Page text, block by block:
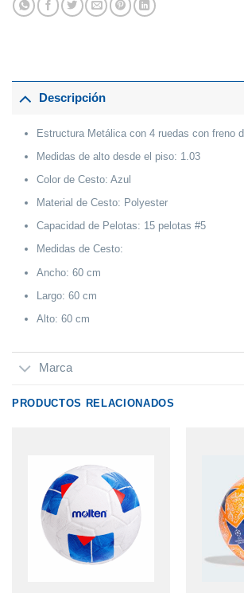
Descripción
Estructura Metálica con 4 ruedas con freno
Medidas de alto desde el piso: 1.03
Color de Cesto: Azul
Material de Cesto: Polyester
Capacidad de Pelotas: 15 pelotas #5
Medidas de Cesto:
Ancho: 60 cm
Largo: 60 cm
Alto: 60 cm
Marca
PRODUCTOS RELACIONADOS